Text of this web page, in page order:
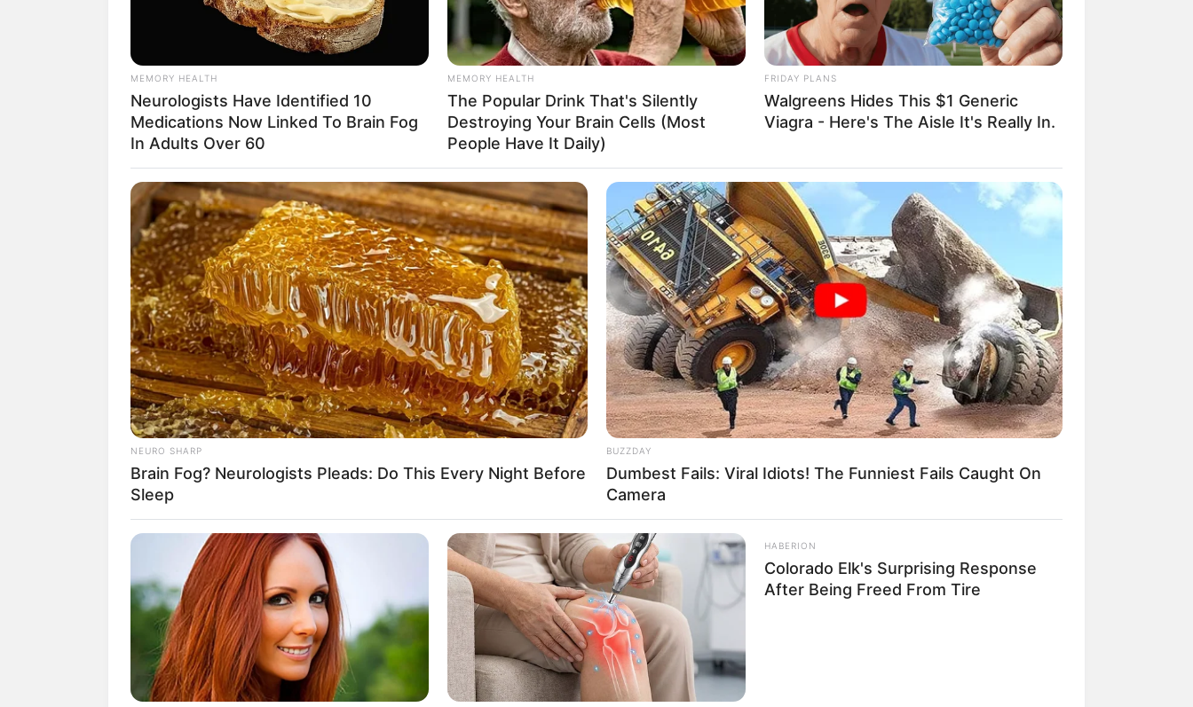
algumas das tendências no mundo da moda!
É isso mesmo! Além de poderem ser feitas em diversos modelos e estilos, as pulseiras em
macramê têm composto os looks casuais de muitas mulheres e de homens também.
Por isso, se você quiser fazer parte dessa tendência, seja utilizando ou ganhando uma renda
Isso porque separamos alguns tutoriais em vídeo e várias inspirações de pulseiras em
macramê para você. Confira!
Veja também
Macramê para Iniciante: Aprenda os Nós Básicos para Qualquer Peça
Macramê Passo a Passo: Como Fazer uma Cama para Gato Estilosa
MEMORY HEALTH
Neurologists Have Identified 10
Medications Now Linked To Brain Fog
In Adults Over 60
MEMORY HEALTH
The Popular Drink That's Silently
Destroying Your Brain Cells (Most
People Have It Daily)
FRIDAY PLANS
Walgreens Hides This $1 Generic
Viagra - Here's The Aisle It's Really In.
NEURO SHARP
Brain Fog? Neurologists Pleads: Do This Every Night Before
Sleep
BUZZDAY
Dumbest Fails: Viral Idiots! The Funniest Fails Caught On
Camera
HABERION
Colorado Elk's Surprising Response
After Being Freed From Tire